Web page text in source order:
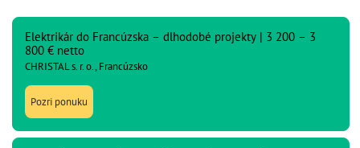
Elektrikár do Francúzska – dlhodobé projekty | 3 200 – 3
800 € netto
CHRISTAL s. r. o., Francúzsko
Pozri ponuku